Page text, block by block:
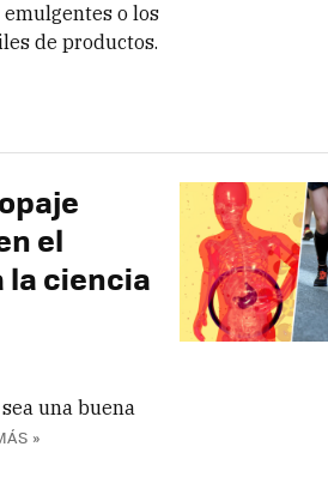
o los
de productos.
el
la ciencia
una buena
»